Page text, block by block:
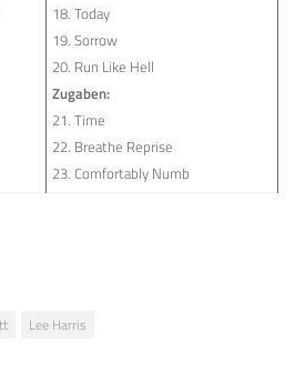
18. Today
19. Sorrow
20. Run Like Hell
Zugaben:
21. Time
22. Breathe Reprise
23. Comfortably Numb
Lee Harris